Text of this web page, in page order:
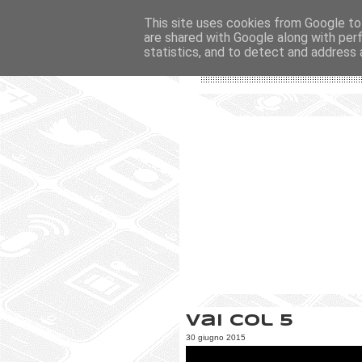
Vai col 5
30 giugno 2015
This site uses cookies from Google
are shared with Google along with
statistics, and to detect and address